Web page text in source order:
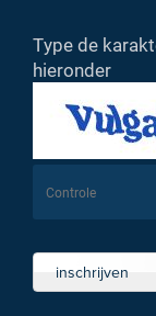
Type de
hieronder
inschrijven